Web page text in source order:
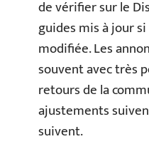
de vérifier sur le
guides mis à jour
modifiée. Les
souvent avec très
retours de la
ajustements
suivent.